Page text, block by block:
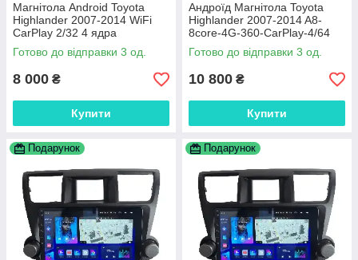
Магнітола Android Toyota
Highlander 2007-2014 WiFi
CarPlay 2/32 4 ядра
Готово до відправки 3 од.
8 000 ₴
Купити
Андроїд Магнітола Toyota
Highlander 2007-2014 A8-
8core-4G-360-CarPlay-4/64
Готово до відправки 3 од.
10 800 ₴
Купити
Подарунок Подарунок